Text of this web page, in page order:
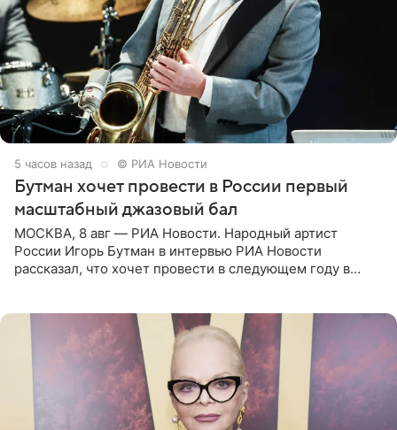
5 часов назад © РИА Новости
Бутман хочет провести в России первый
масштабный джазовый бал
МОСКВА, 8 авг — РИА Новости. Народный артист
России Игорь Бутман в интервью РИА Новости
рассказал, что хочет провести в следующем году в